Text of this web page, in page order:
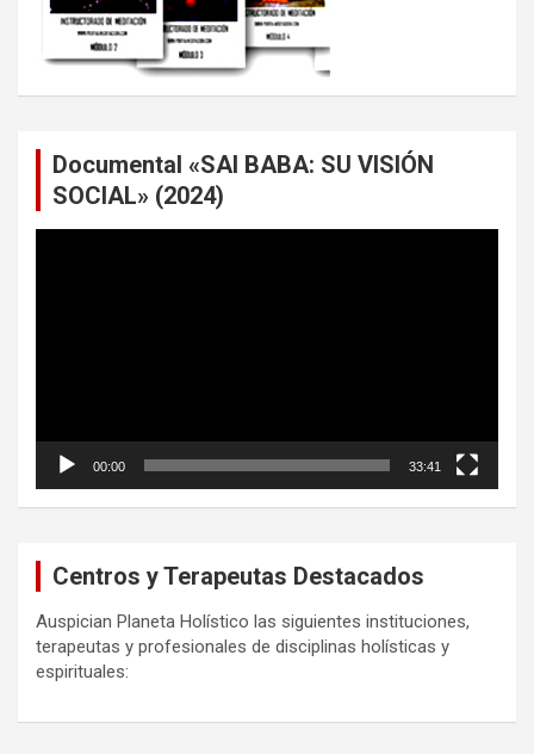
Documental «SAI BABA: SU VISIÓN
SOCIAL» (2024)
00:00 33:41
Centros y Terapeutas Destacados
Auspician Planeta Holístico las siguientes instituciones,
terapeutas y profesionales de disciplinas holísticas y
espirituales: